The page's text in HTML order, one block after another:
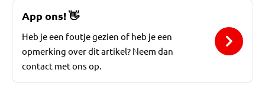
App ons!👋
Heb je een foutje gezien of heb je een
opmerking over dit artikel? Neem dan
contact met ons op.